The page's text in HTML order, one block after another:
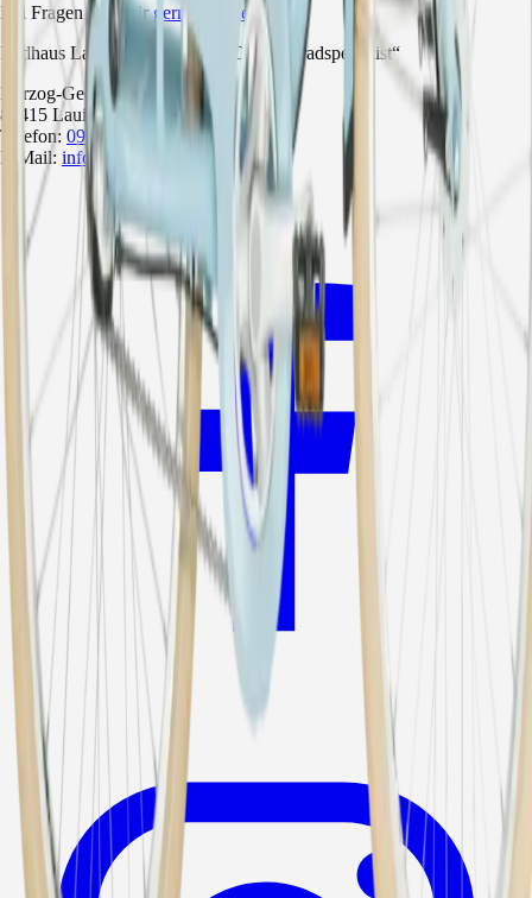
Bei Fragen sind wir gerne für Sie da
Radhaus Lauingen — Profile „Der Fahrradspezialist“
Herzog-Georg-Str. 84
89415 Lauingen
Telefon: 09072 / 991808
E-Mail: info@radhaus-lauingen.de